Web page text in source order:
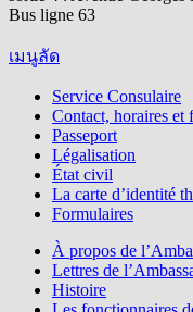
Bus ligne 63
เมนูลัด
Service Consulaire
Contact, horaires et
Passeport
Légalisation
État civil
La carte d’identité
Formulaires
À propos de
Lettres de
Histoire